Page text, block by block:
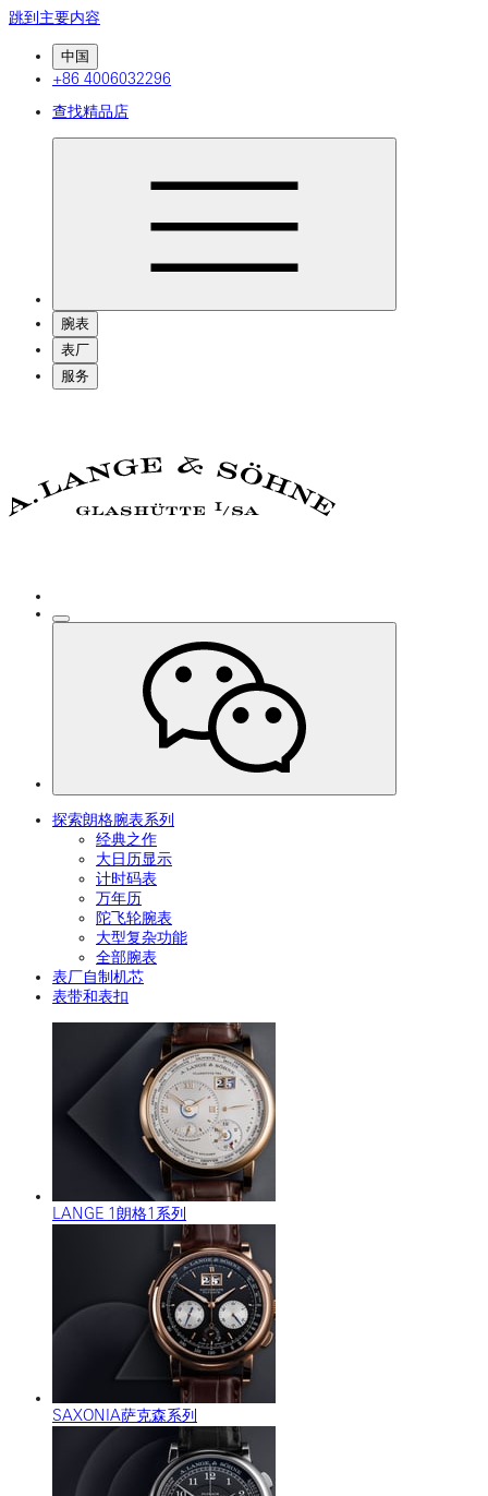
跳到主要内容
中国
+86 4006032296
查找精品店
腕表
表厂
服务
探索朗格腕表系列
经典之作
大日历显示
计时码表
万年历
陀飞轮腕表
大型复杂功能
全部腕表
表厂自制机芯
表带和表扣
LANGE 1朗格1系列
SAXONIA萨克森系列